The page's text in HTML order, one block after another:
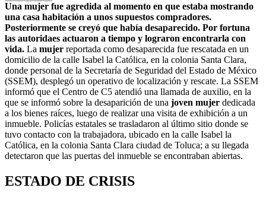
Una mujer fue agredida al momento en que estaba mostrando
una casa habitación a unos supuestos compradores.
Posteriormente se creyó que había desaparecido. Por fortuna
las autoridaes actuaron a tiempo y lograron encontrarla con
vida. La mujer reportada como desaparecida fue rescatada en un
domicilio de la calle Isabel la Católica, en la colonia Santa Clara,
donde personal de la Secretaría de Seguridad del Estado de México
(SSEM), desplegó un operativo de localización y rescate. La SSEM
informó que el Centro de C5 atendió una llamada de auxilio, en la
que se informó sobre la desaparición de una joven mujer dedicada
a los bienes raíces, luego de realizar una visita de exhibición a un
inmueble. Policías estatales se trasladaron al último sitio donde se
tuvo contacto con la trabajadora, ubicado en la calle Isabel la
Católica, en la colonia Santa Clara ciudad de Toluca; a su llegada
detectaron que las puertas del inmueble se encontraban abiertas.
ESTADO DE CRISIS